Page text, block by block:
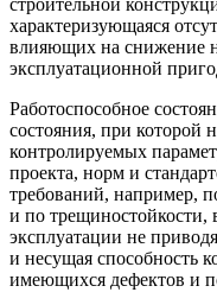
строительной
характеризующаяся
влияющих на снижение
эксплуатационной
Работоспособное
состояния, при которой
контролируемых
проекта, норм и
требований, например,
и по трещиностойкости,
эксплуатации не
и несущая способность
имеющихся дефектов и